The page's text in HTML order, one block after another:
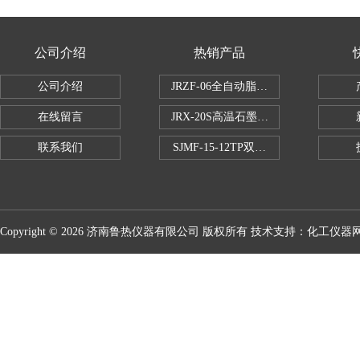
公司介绍
公司介绍
在线留言
联系我们
热销产品
JRZF-06全自动脂肪测定仪
JRX-20S高温石墨消煮炉
SJMF-15-12TP双托盘自动升降炉
Copyright © 2026 济南鲁热仪器有限公司 版权所有 技术支持： 化工仪器